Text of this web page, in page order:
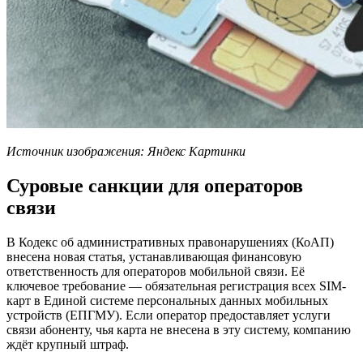
Источник изображения: Яндекс Картинки
Суровые санкции для операторов
связи
В Кодекс об административных правонарушениях (КоАП)
внесена новая статья, устанавливающая финансовую
ответственность для операторов мобильной связи. Её
ключевое требование — обязательная регистрация всех SIM-
карт в Единой системе персональных данных мобильных
устройств (ЕПГМУ). Если оператор предоставляет услуги
связи абоненту, чья карта не внесена в эту систему, компанию
ждёт крупный штраф.